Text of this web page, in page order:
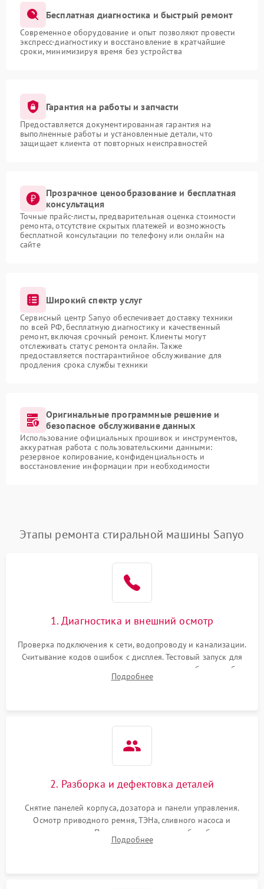
Бесплатная диагностика и быстрый ремонт
Современное оборудование и опыт позволяют провести
экспресс-диагностику и восстановление в кратчайшие
сроки, минимизируя время без устройства
Гарантия на работы и запчасти
Предоставляется документированная гарантия на
выполненные работы и установленные детали, что
защищает клиента от повторных неисправностей
Прозрачное ценообразование и бесплатная
консультация
Точные прайс-листы, предварительная оценка стоимости
ремонта, отсутствие скрытых платежей и возможность
бесплатной консультации по телефону или онлайн на
сайте
Широкий спектр услуг
Сервисный центр Sanyo обеспечивает доставку техники
по всей РФ, бесплатную диагностику и качественный
ремонт, включая срочный ремонт. Клиенты могут
отслеживать статус ремонта онлайн. Также
предоставляется постгарантийное обслуживание для
продления срока службы техники
Оригинальные программные решение и
безопасное обслуживание данных
Использование официальных прошивок и инструментов,
аккуратная работа с пользовательскими данными:
резервное копирование, конфиденциальность и
восстановление информации при необходимости
Этапы ремонта стиральной машины Sanyo
1. Диагностика и внешний осмотр
Проверка подключения к сети, водопроводу и канализации.
Считывание кодов ошибок с дисплея. Тестовый запуск для
выявления посторонних шумов, протечек или сбоев в работе
электронного модуля управления.
Подробнее
2. Разборка и дефектовка деталей
Снятие панелей корпуса, дозатора и панели управления.
Осмотр приводного ремня, ТЭНа, сливного насоса и
амортизаторов. Проверка подшипников барабана и
крестовины на износ, а манжеты люка на разрывы.
Подробнее